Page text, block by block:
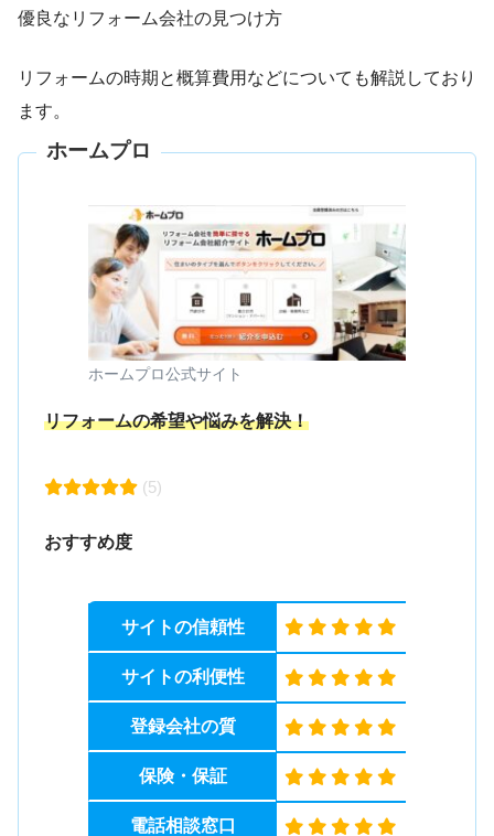
優良なリフォーム会社の見つけ方
リフォームの時期と概算費用などについても解説しており
ます。
ホームプロ
ホームプロ公式サイト
リフォームの希望や悩みを解決！
(5)
おすすめ度
サイトの信頼性
サイトの利便性
登録会社の質
保険・保証
電話相談窓口